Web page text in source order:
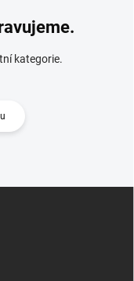
kategorie.